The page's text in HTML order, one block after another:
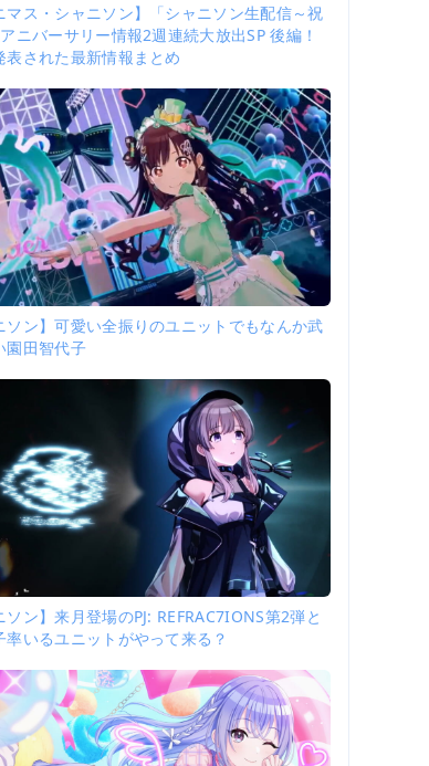
マス・シャニソン】「シャニソン生配信～祝
ニバーサリー情報2週連続大放出SP 後編！
表された最新情報まとめ
ソン】可愛い全振りのユニットでもなんか武
園田智代子
ソン】来月登場のPJ: REFRAC7IONS第2弾と
率いるユニットがやって来る？